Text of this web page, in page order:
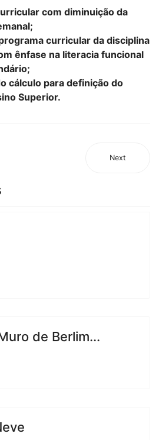
com diminuição da
curricular da disciplina
ênfase na literacia funcional
cálculo para definição do
Superior.
Next
de Berlim...